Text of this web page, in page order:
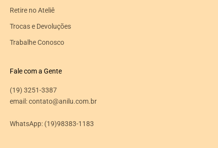
Retire no Ateliê
Trocas e Devoluções
Trabalhe Conosco
Fale com a Gente
(19) 3251-3387
email: contato@anilu.com.br
WhatsApp: (19)98383-1183